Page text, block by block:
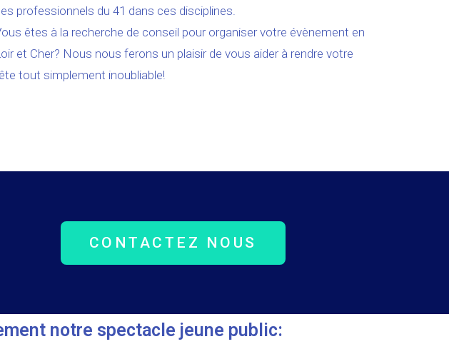
professionnels du 41 dans ces disciplines.
êtes à la recherche de conseil pour organiser votre évènement en
et Cher? Nous nous ferons un plaisir de vous aider à rendre votre
tout simplement inoubliable!
CONTACTEZ NOUS
notre spectacle jeune public: